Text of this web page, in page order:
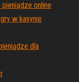
online
w kasynie
dla